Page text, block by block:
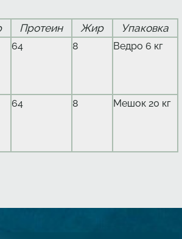
Протеин Жир Упаковка
64 8 Ведро 6 кг
64 8 Мешок 20 кг